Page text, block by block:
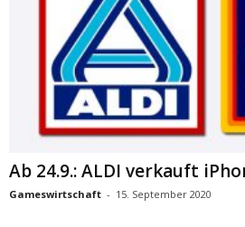
Ab 24.9.: ALDI verkauft
Gameswirtschaft - 15. September 2020